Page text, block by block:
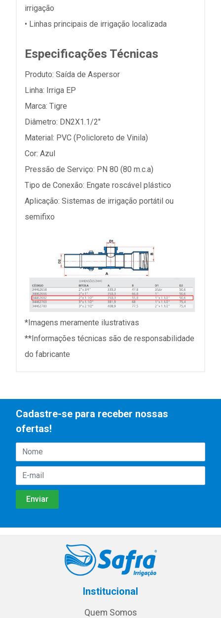
irrigação
• Linhas principais de irrigação localizada
Especificações Técnicas
Produto: Saída de Aspersor
Linha: Irriga EP
Marca: Tigre
Diâmetro: DN2X1.1/2"
Material: PVC (Policloreto de Vinila)
Cor: Azul
Pressão de Serviço: PN 80 (80 m.c.a)
Tipo de Conexão: Engate roscável plástico
Aplicação: Sistemas de irrigação portátil ou
semifixo
*Imagens meramente ilustrativas
**Informações técnicas são de responsabilidade
do fabricante
Cadastre-se para receber nossas
ofertas!
Institucional
Quem Somos